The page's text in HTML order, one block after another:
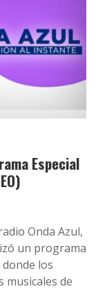
Especial
Onda Azul,
un programa
donde los
musicales de